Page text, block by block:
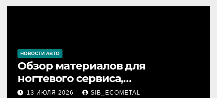
НОВОСТИ АВТО
Обзор материалов для
ногтевого сервиса,
наращивания ресниц и
13 ИЮЛЯ 2026 SIB_ECOMETAL